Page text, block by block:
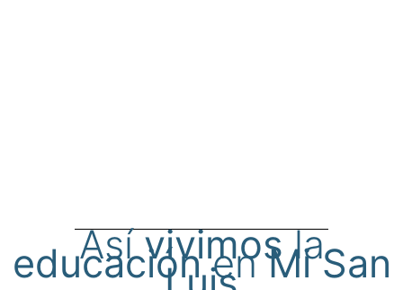
Asívivimosla
educaciónenMi San